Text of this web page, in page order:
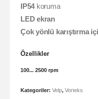
IP54koruma
LED ekran
Çok yönlü karıştırma
Özellikler
100... 2500 rpm
Kategoriler: Velp, Vorteks